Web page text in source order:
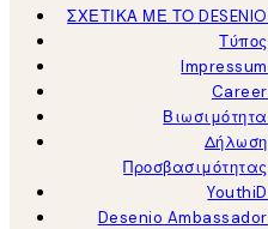
ΣΧΕΤΙΚΑ ΜΕ ΤΟ DESENIO
Τύπος
Impressum
Career
Βιωσιμότητα
Δήλωση
Προσβασιμότητας
YouthiD
Desenio Ambassador